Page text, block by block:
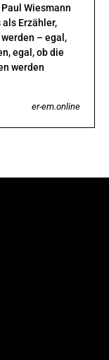
Wiesmann
Erzähler,
– egal,
egal, ob die
werden
er-em.online